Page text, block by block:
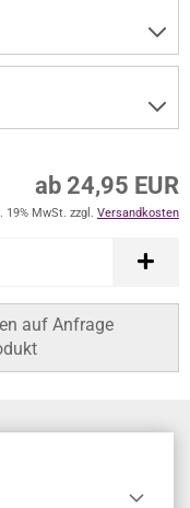
ab 24,95 EUR
19% MwSt. zzgl. Versandkosten
auf Anfrage